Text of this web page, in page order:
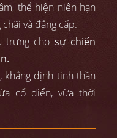
thể hiện niên hạn
và đẳng cấp.
trưng cho sự chiến
định tinh thần
cổ điển, vừa thời